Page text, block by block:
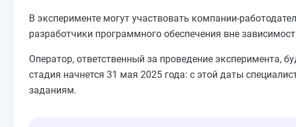
В эксперименте могут участвовать компании-
разработчики программного обеспечения вне
Оператор, ответственный за проведение эксперимента,
стадия начнется 31 мая 2025 года: с этой даты
заданиям.